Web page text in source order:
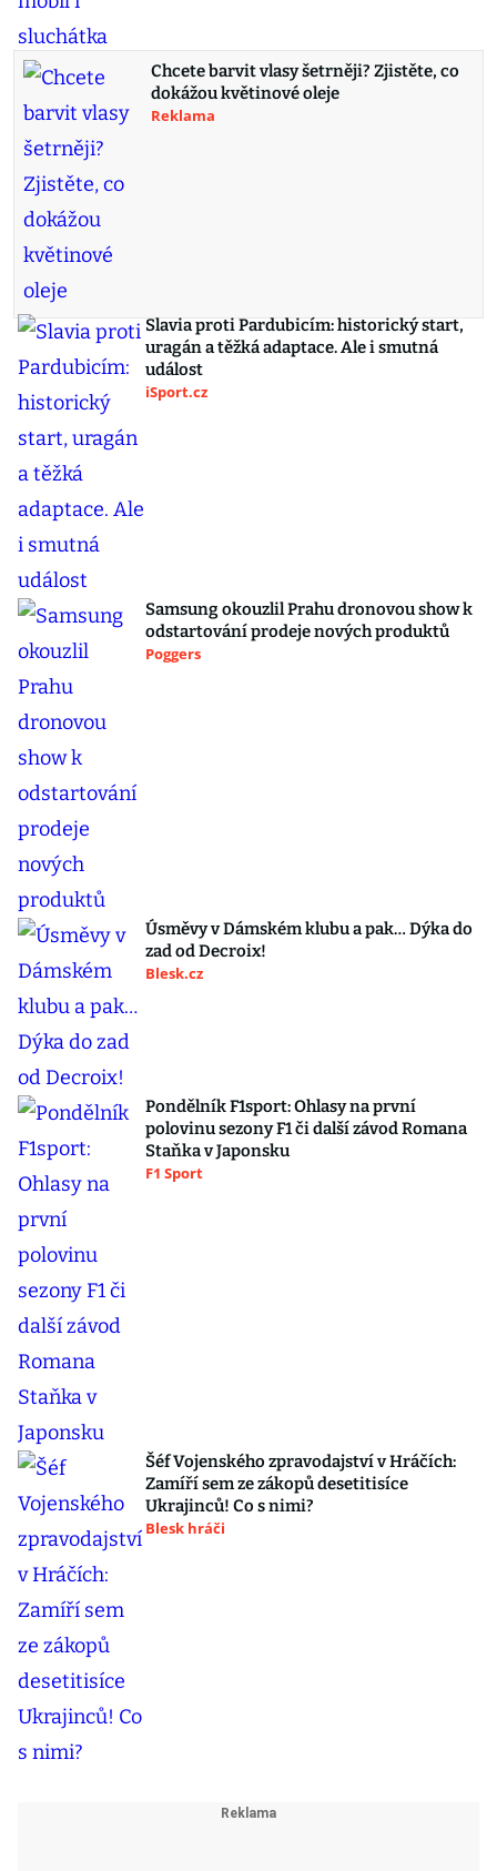
Chcete barvit vlasy šetrněji? Zjistěte, co
dokážou květinové oleje
Reklama
Slavia proti Pardubicím: historický start,
uragán a těžká adaptace. Ale i smutná
událost
iSport.cz
Samsung okouzlil Prahu dronovou show k
odstartování prodeje nových produktů
Poggers
Úsměvy v Dámském klubu a pak… Dýka do
zad od Decroix!
Blesk.cz
Pondělník F1sport: Ohlasy na první
polovinu sezony F1 či další závod Romana
Staňka v Japonsku
F1 Sport
Šéf Vojenského zpravodajství v Hráčích:
Zamíří sem ze zákopů desetitisíce
Ukrajinců! Co s nimi?
Blesk hráči